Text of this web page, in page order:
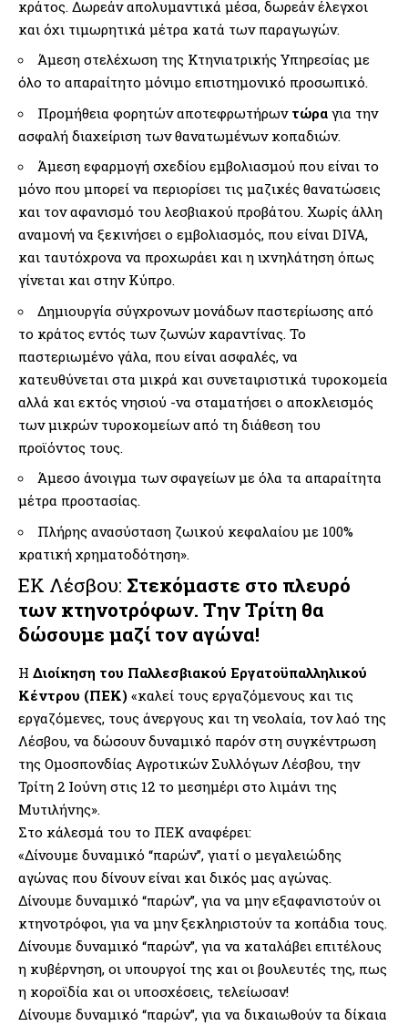
κράτος. Δωρεάν απολυμαντικά μέσα, δωρεάν έλεγχοι
και όχι τιμωρητικά μέτρα κατά των παραγωγών.
Άμεση στελέχωση της Κτηνιατρικής Υπηρεσίας με
όλο το απαραίτητο μόνιμο επιστημονικό προσωπικό.
Προμήθεια φορητών αποτεφρωτήρων τώρα για την
ασφαλή διαχείριση των θανατωμένων κοπαδιών.
Άμεση εφαρμογή σχεδίου εμβολιασμού που είναι το
μόνο που μπορεί να περιορίσει τις μαζικές θανατώσεις
και τον αφανισμό του λεσβιακού προβάτου. Χωρίς άλλη
αναμονή να ξεκινήσει ο εμβολιασμός, που είναι DIVA,
και ταυτόχρονα να προχωράει και η ιχνηλάτηση όπως
γίνεται και στην Κύπρο.
Δημιουργία σύγχρονων μονάδων παστερίωσης από
το κράτος εντός των ζωνών καραντίνας. Το
παστεριωμένο γάλα, που είναι ασφαλές, να
κατευθύνεται στα μικρά και συνεταιριστικά τυροκομεία
αλλά και εκτός νησιού -να σταματήσει ο αποκλεισμός
των μικρών τυροκομείων από τη διάθεση του
προϊόντος τους.
Άμεσο άνοιγμα των σφαγείων με όλα τα απαραίτητα
μέτρα προστασίας.
Πλήρης ανασύσταση ζωικού κεφαλαίου με 100%
κρατική χρηματοδότηση».
ΕΚ Λέσβου: Στεκόμαστε στο πλευρό
των κτηνοτρόφων. Την Τρίτη θα
δώσουμε μαζί τον αγώνα!
Η Διοίκηση του Παλλεσβιακού Εργατοϋπαλληλικού
Κέντρου (ΠΕΚ) «καλεί τους εργαζόμενους και τις
εργαζόμενες, τους άνεργους και τη νεολαία, τον λαό της
Λέσβου, να δώσουν δυναμικό παρόν στη συγκέντρωση
της Ομοσπονδίας Αγροτικών Συλλόγων Λέσβου, την
Τρίτη 2 Ιούνη στις 12 το μεσημέρι στο λιμάνι της
Μυτιλήνης».
Στο κάλεσμά του το ΠΕΚ αναφέρει:
«Δίνουμε δυναμικό “παρών”, γιατί ο μεγαλειώδης
αγώνας που δίνουν είναι και δικός μας αγώνας.
Δίνουμε δυναμικό “παρών”, για να μην εξαφανιστούν οι
κτηνοτρόφοι, για να μην ξεκληριστούν τα κοπάδια τους.
Δίνουμε δυναμικό “παρών”, για να καταλάβει επιτέλους
η κυβέρνηση, οι υπουργοί της και οι βουλευτές της, πως
η κοροϊδία και οι υποσχέσεις, τελείωσαν!
Δίνουμε δυναμικό “παρών”, για να δικαιωθούν τα δίκαια